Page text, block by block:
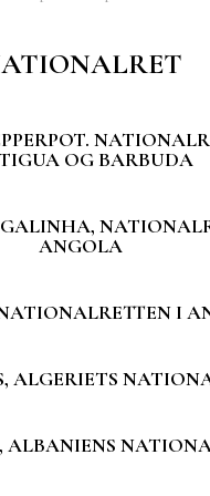
OG BARBUDA
ANGOLA
I
ALGERIETS
ALBANIENS